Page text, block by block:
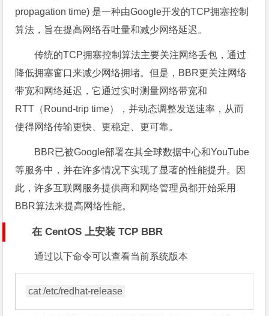
propagation time) 是一种由Google开发的TCP拥塞控制
算法，旨在提高网络吞吐量和减少网络延迟。
传统的TCP拥塞控制算法主要关注网络丢包，通过
降低拥塞窗口来减少网络拥堵。但是，BBR更关注网络
带宽和网络延迟，它通过实时测量网络带宽和
RTT（Round-trip time），并动态调整发送速率，从而
使得网络传输更快、更稳定、更可靠。
BBR已被Google部署在其全球数据中心和YouTube
等服务中，并在许多情况下实现了显著的性能提升。因
此，许多互联网服务提供商和网络管理员都开始采用
BBR算法来提高网络性能。
在 CentOS 上安装 TCP BBR
通过以下命令可以查看当前系统版本
cat /etc/redhat-release